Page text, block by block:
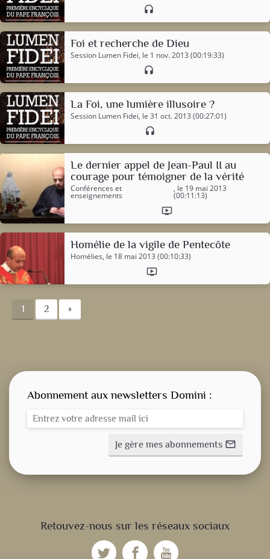
headset
Foi et recherche de Dieu
Session Lumen Fidei, le 1 nov. 2013 (00:19:33)
headset
La Foi, une lumière illusoire ?
Session Lumen Fidei, le 31 oct. 2013 (00:27:01)
headset
Le dernier appel de Jean-Paul II au
courage pour témoigner de la vérité
Conférences et
enseignements
, le 19 mai 2013
(00:11:13)
ondemand_video
Homélie de la vigile de Pentecôte
Homélies, le 18 mai 2013 (00:10:33)
ondemand_video
1 2 »
Retouvez-nous sur les réseaux sociaux
Abonnement aux newsletters Domini :
Je gère mes abonnements mail_outline